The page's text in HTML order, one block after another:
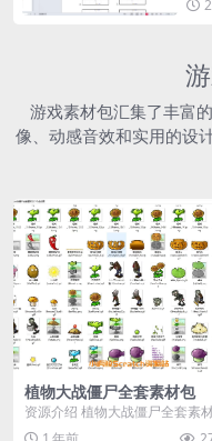
游戏素材包汇集了丰富
像、动感音效和实用的设
植物大战僵尸全套素材包
资源介绍 植物大战僵尸全套素材
包，包含227个丰富多样的素材，